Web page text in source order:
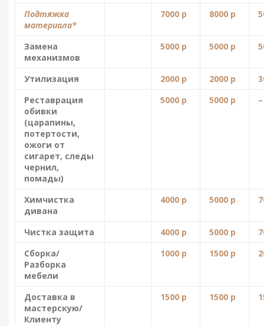
Подтяжка
материала*
7000 р 8000 р
Замена
механизмов
5000 р 5000 р
Утилизация 2000 р 2000 р
Реставрация
обивки
(царапины,
потертости,
ожоги от
сигарет, следы
чернил,
помады)
5000 р 5000 р –
Химчистка
дивана
4000 р 5000 р
Чистка защита 4000 р 5000 р
Сборка/
Разборка
мебели
1000 р 1500 р
Доставка в
мастерскую/
Клиенту
1500 р 1500 р